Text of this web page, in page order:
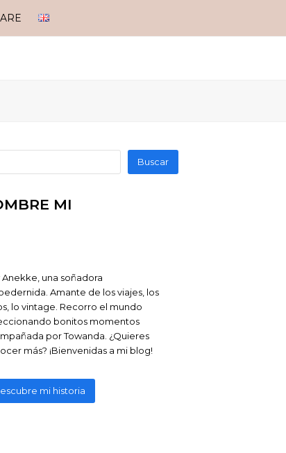
Buscar
MI
Anekke, una soñadora
Amante de los viajes, los
lo vintage. Recorro el mundo
bonitos momentos
por Towanda. ¿Quieres
más? ¡Bienvenidas a mi blog!
mi historia